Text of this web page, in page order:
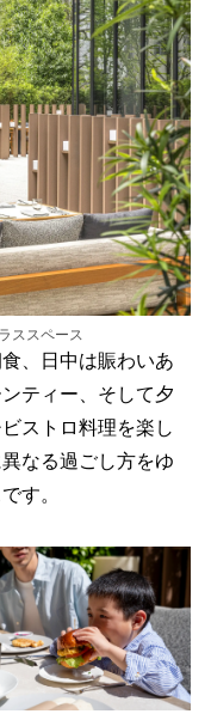
ススペース
、日中は賑わいあ
ティー、そして夕
ストロ料理を楽し
なる過ごし方をゆ
す。